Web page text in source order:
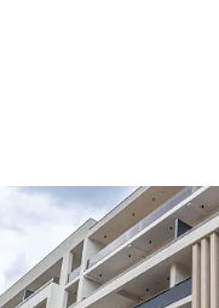
EXCLUSIVITATE
cu parcare si boxa